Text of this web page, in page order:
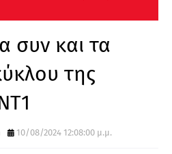
συν και τα
της
10/08/2024 12:08:00 μ.μ.